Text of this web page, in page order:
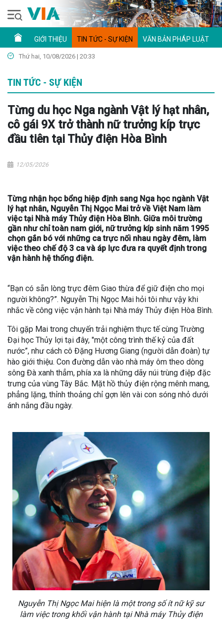
GIỚI THIỆU TIN TỨC - SỰ KIỆN VĂN BẢN PHÁP LUẬT
Thứ hai, 10/08/2026 | 20:33
TIN TỨC - SỰ KIỆN
Từng du học Nga ngành Vật lý hạt nhân,
cô gái 9X trở thành nữ trưởng kíp trực
đầu tiên tại Thủy điện Hòa Bình
12/05/2026
Từng nhận học bổng hiệp định sang Nga học ngành Vật
lý hạt nhân, Nguyễn Thị Ngọc Mai trở về Việt Nam làm
việc tại Nhà máy Thủy điện Hòa Bình. Giữa môi trường
gần như chỉ toàn nam giới, nữ trưởng kíp sinh năm 1995
chọn gắn bó với những ca trực nối nhau ngày đêm, làm
việc theo chế độ 3 ca và áp lực đưa ra quyết định trong
vận hành hệ thống điện.
“Bạn có sẵn lòng trực đêm Giao thừa để giữ điện cho mọi
người không?”. Nguyễn Thị Ngọc Mai hỏi tôi như vậy khi
nhắc về công việc vận hành tại Nhà máy Thủy điện Hòa Bình.
Tôi gặp Mai trong chuyến trải nghiệm thực tế cùng Trường
Đại học Thủy lợi tại đây, "một công trình thế kỷ của đất
nước”, như cách cô Đặng Hương Giang (người dẫn đoàn) tự
hào giới thiệu. Con đường dẫn vào nhà máy ôm theo dòng
sông Đà xanh thẳm, phía xa là những dãy núi trùng điệp đặc
trưng của vùng Tây Bắc. Mặt hồ thủy điện rộng mênh mang,
phẳng lặng, thỉnh thoảng chỉ gợn lên vài con sóng nhỏ dưới
ánh nắng đầu ngày.
Nguyễn Thị Ngọc Mai hiện là một trong số ít nữ kỹ sư
làm việc trong khối vận hành tại Nhà máy Thủy điện